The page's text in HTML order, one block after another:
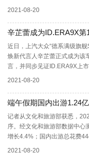
2021-08-20
辛芷蕾成为ID.ERA9X第
近日，上汽大众“德系满级旗
焕新代言人辛芷蕾正式成为该
言，并同步见证ID.ERA9X上
2021-08-20
端午假期国内出游1.24
记者从文化和旅游部获悉，
序。经文化和旅游部数据中心
增长4.4%；国内出游总花费
2021-08-20